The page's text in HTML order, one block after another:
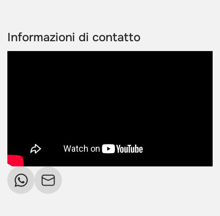
Informazioni di contatto